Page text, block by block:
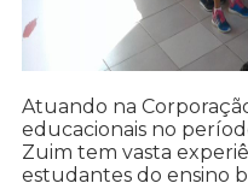
Atuando na
educacionais no
Zuim tem vasta
estudantes do ensino